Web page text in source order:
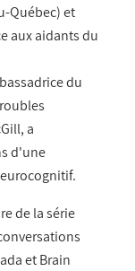
Québec) et
aux aidants du
du
a
d'une
de la série
et Brain